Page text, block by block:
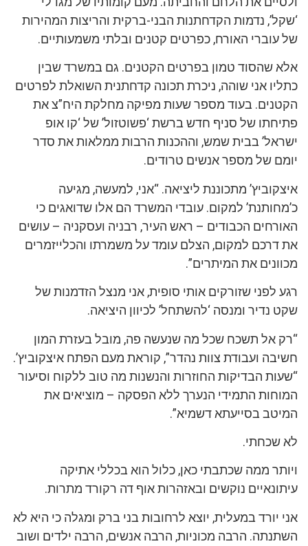
‘שקל’, נדמות הקדחתנות הבני-ברקית והריצות המהירות
של עוברי האורח, כפרטים קטנים ובלתי משמעותיים.
אלא שהסוד טמון בפרטים הקטנים. גם במשרד שבין
כתליו אני שוהה, ניכרת תכונה קדחתנית השואלת לפרטים
הקטנים. בעוד מספר שעות מפיקה מחלקת היח”צ את
פתיחתו של סניף חדש ברשת ‘פשוטזול’ של ‘קו אופ
ישראל’ בבית שמש, וההכנות הרבות ממלאות את סדר
יומם של מספר אנשים טרודים.
איצקוביץ’ מתכוננת ליציאה. “אני, למעשה, מגיעה
כ’מחותנת’ למקום. עובדי המשרד הם אלו שדואגים כי
האורחים הכבודים – ראש העיר, רבניה ועסקניה – עושים
את דרכם למקום, הצלם עומד על משמרתו והכלייזמרים
מכוונים את המיתרים”.
רגע לפני שזורקים אותי סופית, אני מנצל הזדמנות של
שקט נדיר ומנסה ‘להשתחל’ לכיוון היציאה.
“רק אל תשכח שכל מה שנעשה פה, מובל בעזרת המון
חשיבה ועבודת צוות נהדר”, קוראת מעם הפתח איצקוביץ’.
“שעות הבדיקות החוזרות והנשנות מה טוב ללקוח וסיעור
המוחות התמידי הנערך ללא הפסקה – מוציאים את
המיטב בסייעתא דשמיא”.
לא שכחתי.
ויותר ממה שכתבתי כאן, כלול הוא בכללי אתיקה
עיתונאיים נוקשים ובאזהרות אוף דה רקורד מתרות.
אני יורד במעלית, יוצא לרחובות בני ברק ומגלה כי היא לא
השתנתה. הרבה מכוניות, הרבה אנשים, הרבה ילדים ושוב